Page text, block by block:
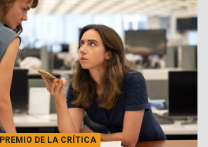
PREMIO DE LA CRÍTICA